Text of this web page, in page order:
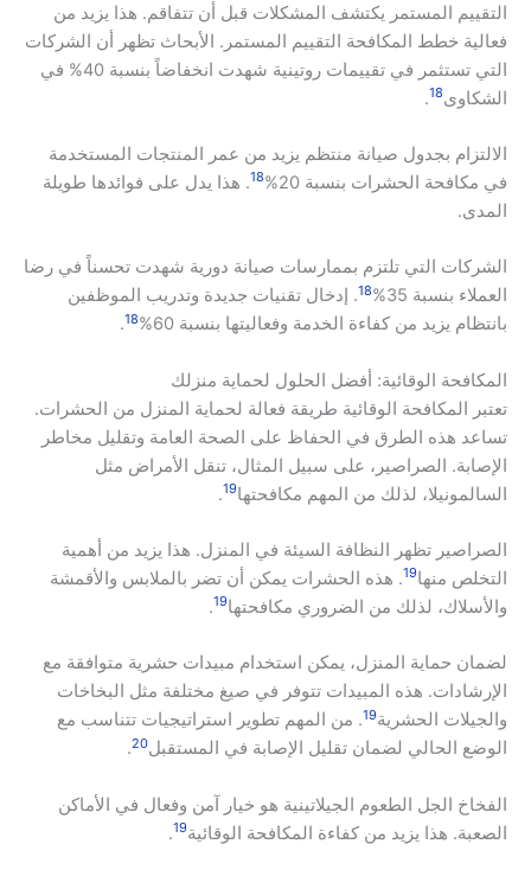
التقييم المستمر يكتشف المشكلات قبل أن تتفاقم. هذا يزيد من
فعالية خطط المكافحة التقييم المستمر. الأبحاث تظهر أن الشركات
التي تستثمر في تقييمات روتينية شهدت انخفاضاً بنسبة 40% في
الشكاوى18
.
الالتزام بجدول صيانة منتظم يزيد من عمر المنتجات المستخدمة
في مكافحة الحشرات بنسبة 20%
18. هذا يدل على فوائدها طويلة
المدى.
الشركات التي تلتزم بممارسات صيانة دورية شهدت تحسناً في رضا
العملاء بنسبة 35%
18. إدخال تقنيات جديدة وتدريب الموظفين
بانتظام يزيد من كفاءة الخدمة وفعاليتها بنسبة 60%
18
.
المكافحة الوقائية: أفضل الحلول لحماية منزلك
تعتبر المكافحة الوقائية طريقة فعالة لحماية المنزل من الحشرات.
تساعد هذه الطرق في الحفاظ على الصحة العامة وتقليل مخاطر
الإصابة. الصراصير، على سبيل المثال، تنقل الأمراض مثل
السالمونيلا، لذلك من المهم مكافحتها19
.
الصراصير تظهر النظافة السيئة في المنزل. هذا يزيد من أهمية
التخلص منها19. هذه الحشرات يمكن أن تضر بالملابس والأقمشة
والأسلاك، لذلك من الضروري مكافحتها19
.
لضمان حماية المنزل، يمكن استخدام مبيدات حشرية متوافقة مع
الإرشادات. هذه المبيدات تتوفر في صيغ مختلفة مثل البخاخات
والجيلات الحشرية19. من المهم تطوير استراتيجيات تتناسب مع
الوضع الحالي لضمان تقليل الإصابة في المستقبل20
.
الفخاخ الجل الطعوم الجيلاتينية هو خيار آمن وفعال في الأماكن
الصعبة. هذا يزيد من كفاءة المكافحة الوقائية19
.